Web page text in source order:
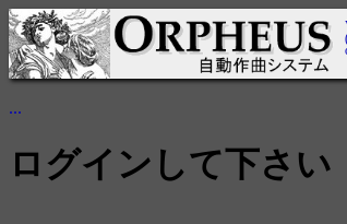
...
ログインして下さい